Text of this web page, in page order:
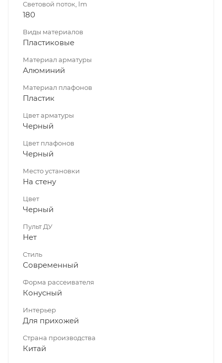
Световой поток, lm
180
Виды материалов
Пластиковые
Материал арматуры
Алюминий
Материал плафонов
Пластик
Цвет арматуры
Черный
Цвет плафонов
Черный
Место установки
На стену
Цвет
Черный
Пульт ДУ
Нет
Стиль
Современный
Форма рассеивателя
Конусный
Интерьер
Для прихожей
Страна производства
Китай